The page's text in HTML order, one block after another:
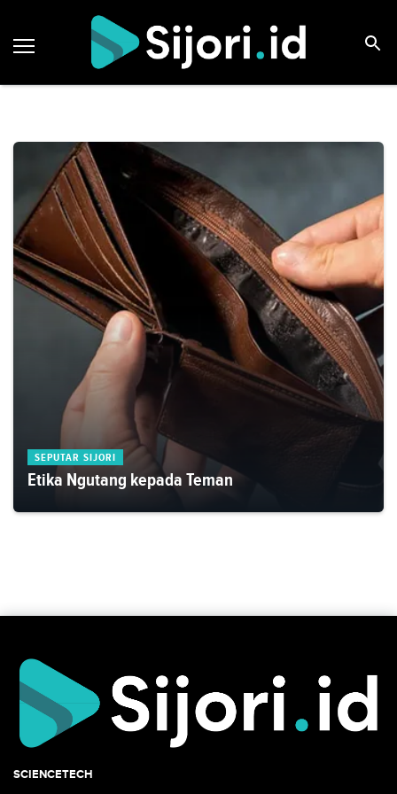
SEPUTAR SIJORI
Etika Ngutang kepada Teman
SCIENCETECH